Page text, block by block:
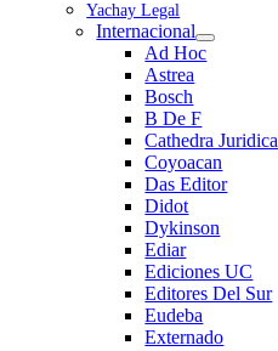
Yachay Legal
Internacional
Ad Hoc
Astrea
Bosch
B De F
Cathedra Juridica
Coyoacan
Das Editor
Didot
Dykinson
Ediar
Ediciones UC
Editores Del Sur
Eudeba
Externado